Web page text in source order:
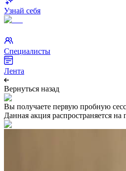
Узнай себя
Специалисты
Лента
Вернуться назад
Вы получаете первую пробную
Данная акция распространяется